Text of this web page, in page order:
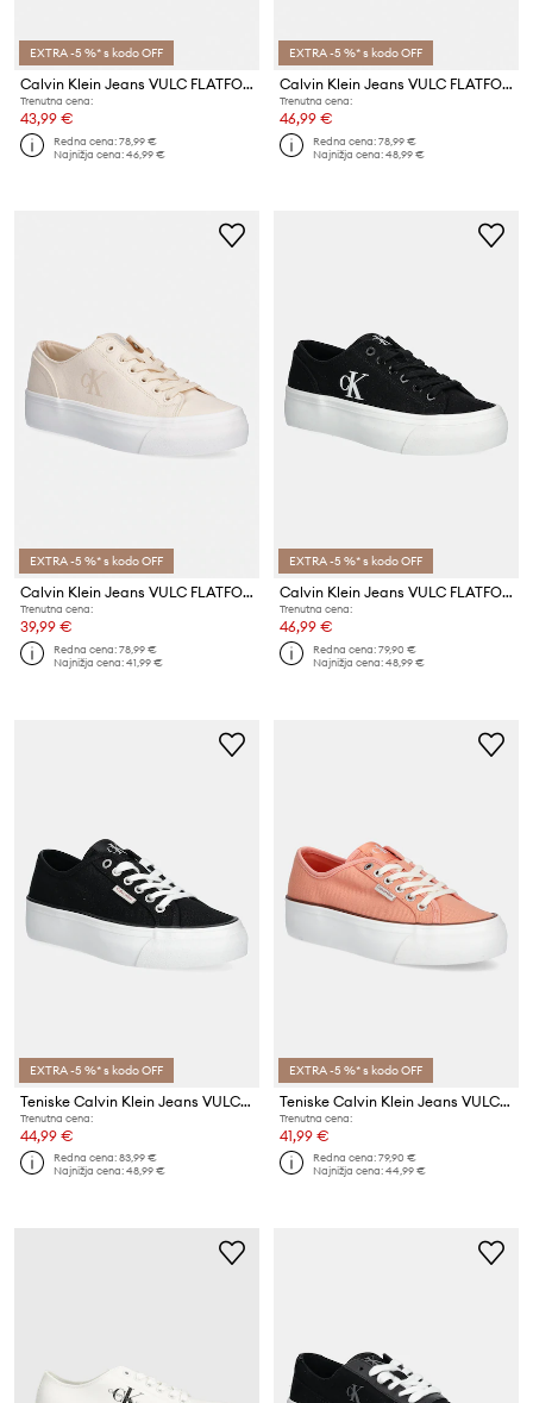
EXTRA -5 %* s kodo OFF
Calvin Klein Jeans VULC FLATFORM LOW CV MG ženske teniske
Trenutna cena:
43,99 €
Redna cena:78,99 €
Najnižja cena:46,99 €
EXTRA -5 %* s kodo OFF
Calvin Klein Jeans VULC FLATFORM LOW CV MG ženske teniske
Trenutna cena:
46,99 €
Redna cena:78,99 €
Najnižja cena:48,99 €
EXTRA -5 %* s kodo OFF
Calvin Klein Jeans VULC FLATFORM LOW CV MG ženske teniske
Trenutna cena:
39,99 €
Redna cena:78,99 €
Najnižja cena:41,99 €
EXTRA -5 %* s kodo OFF
Calvin Klein Jeans VULC FLATFORM LOW CV MG ženske teniske
Trenutna cena:
46,99 €
Redna cena:79,90 €
Najnižja cena:48,99 €
EXTRA -5 %* s kodo OFF
Teniske Calvin Klein Jeans VULC FLATFORM CTN LOGO TAG
Trenutna cena:
44,99 €
Redna cena:83,99 €
Najnižja cena:48,99 €
EXTRA -5 %* s kodo OFF
Teniske Calvin Klein Jeans VULC FLATFORM CTN LOGO TAG
Trenutna cena:
41,99 €
Redna cena:79,90 €
Najnižja cena:44,99 €